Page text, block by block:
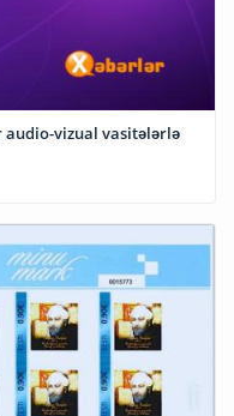
vizual vasitələrlə